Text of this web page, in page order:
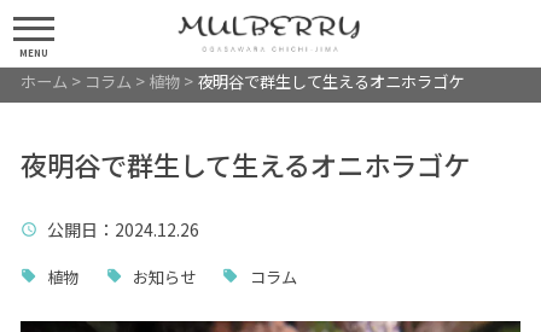
MENU
ホーム > コラム > 植物> 夜明谷で群生して生えるオニホラゴケ
夜明谷で群生して生えるオニホラゴケ
公開日 ：2024.12.26
植物 お知らせ コラム